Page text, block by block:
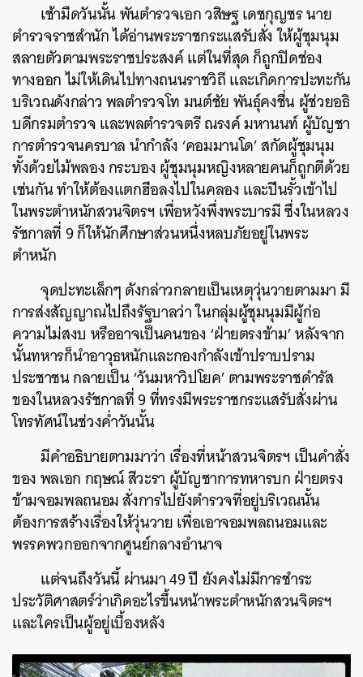
เช้ามืดวันนั้น พันตำรวจเอก วสิษฐ เดชกุญชร นาย
ตำรวจราชสำนัก ได้อ่านพระราชกระแสรับสั่ง ให้ผู้ชุมนุม
สลายตัวตามพระราชประสงค์ แต่ในที่สุด ก็ถูกปิดช่อง
ทางออก ไม่ให้เดินไปทางถนนราชวิถี และเกิดการปะทะกัน
บริเวณดังกล่าว พลตำรวจโท มนต์ชัย พันธุ์คงชื่น ผู้ช่วยอธิ
บดีกรมตํารวจ และพลตำรวจตรี ณรงค์ มหานนท์ ผู้บัญชา
การตํารวจนครบาล นำกำลัง ‘คอมมานโด’ สกัดผู้ชุมนุม
ทั้งด้วยไม้พลอง กระบอง ผู้ชุมนุมหญิงหลายคนก็ถูกตีด้วย
เช่นกัน ทำให้ต้องแตกฮือลงไปในคลอง และปีนรั้วเข้าไป
ในพระตำหนักสวนจิตรฯ เพื่อหวังพึ่งพระบารมี ซึ่งในหลวง
รัชกาลที่ 9 ก็ให้นักศึกษาส่วนหนึ่งหลบภัยอยู่ในพระ
ตำหนัก
จุดปะทะเล็กๆ ดังกล่าวกลายเป็นเหตุวุ่นวายตามมา มี
การส่งสัญญาณไปถึงรัฐบาลว่า ในกลุ่มผู้ชุมนุมมีผู้ก่อ
ความไม่สงบ หรืออาจเป็นคนของ ‘ฝ่ายตรงข้าม’ หลังจาก
นั้นทหารก็นำอาวุธหนักและกองกำลังเข้าปราบปราม
ประชาชน กลายเป็น ‘วันมหาวิปโยค’ ตามพระราชดำรัส
ของในหลวงรัชกาลที่ 9 ที่ทรงมีพระราชกระแสรับสั่งผ่าน
โทรทัศน์ในช่วงค่ำวันนั้น
มีคำอธิบายตามมาว่า เรื่องที่หน้าสวนจิตรฯ เป็นคำสั่ง
ของ พลเอก กฤษณ์ สีวะรา ผู้บัญชาการทหารบก ฝ่ายตรง
ข้ามจอมพลถนอม สั่งการไปยังตำรวจที่อยู่บริเวณนั้น
ต้องการสร้างเรื่องให้วุ่นวาย เพื่อเอาจอมพลถนอมและ
พรรคพวกออกจากศูนย์กลางอำนาจ
แต่จนถึงวันนี้ ผ่านมา 49 ปี ยังคงไม่มีการชำระ
ประวัติศาสตร์ว่าเกิดอะไรขึ้นหน้าพระตำหนักสวนจิตรฯ
และใครเป็นผู้อยู่เบื้องหลัง